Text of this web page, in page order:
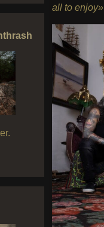
all to enjoy»